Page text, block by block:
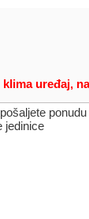
uređaj,